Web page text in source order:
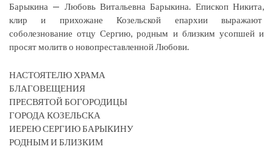
Барыкина — Любовь Витальевна Барыкина. Епископ Никита,
клир и прихожане Козельской епархии выражают
соболезнование отцу Сергию, родным и близким усопшей и
просят молитв о новопреставленной Любови.
НАСТОЯТЕЛЮ ХРАМА
БЛАГОВЕЩЕНИЯ
ПРЕСВЯТОЙ БОГОРОДИЦЫ
ГОРОДА КОЗЕЛЬСКА
ИЕРЕЮ СЕРГИЮ БАРЫКИНУ
РОДНЫМ И БЛИЗКИМ